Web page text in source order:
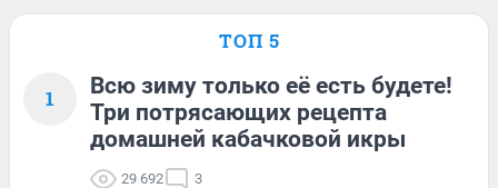
ТОП 5
1
Всю зиму только её есть будете!
Три потрясающих рецепта
домашней кабачковой икры
29 692 3